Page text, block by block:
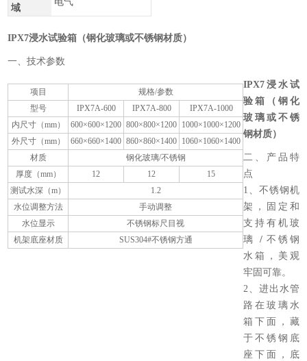
域
IPX7浸水试验箱（钢化玻璃或不锈钢材质）
一、技术参数
项目
规格/参数
型号
IPX7A-600 IPX7A-800
IPX7A-1000
内尺寸（mm）
600×600×1200 800×800×1200 1000×1000×1200
外尺寸（mm）
660×660×1400 860×860×1400 1060×1060×1400
材质
钢化玻璃/不锈钢
厚度（mm）
12 12
15
测试水深（m）
1.2
水位调整方法
手动调整
水位显示
不锈钢标尺目视
机架底座材质
SUS304#不锈钢方通
IPX7浸水试
验箱（钢化
玻璃或不锈
钢材质）
二、产品特
点
1、不锈钢机
架，固定和
支持有机玻
璃 /不锈钢
水箱，美观
牢固可靠。
2、进出水管
路在玻璃水
箱下面，藏
于不锈钢底
座下面，底